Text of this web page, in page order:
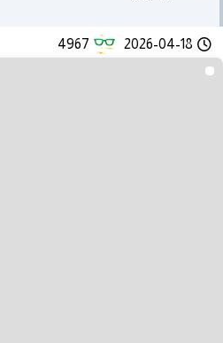
2026-04-18
4967